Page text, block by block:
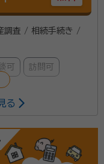
調査 / 相続手続き /
可 訪問可
る